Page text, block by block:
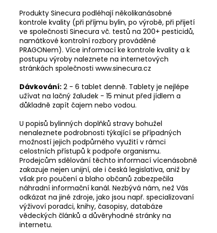
Produkty Sinecura podléhají několikanásobné
kontrole kvality (při příjmu bylin, po výrobě, při přijetí
ve společnosti Sinecura vč. testů na 200+ pesticidů,
namátkové kontrolní rozbory prováděné
PRAGONem). Více informací ke kontrole kvality a k
postupu výroby naleznete na internetových
stránkách společnosti www.sinecura.cz
Dávkování: 2 - 6 tablet denně. Tablety je nejlépe
užívat na lačný žaludek - 15 minut před jídlem a
důkladně zapít čajem nebo vodou.
U popisů bylinných doplňků stravy bohužel
nenaleznete podrobnosti týkající se případných
možností jejich podpůrného využití v rámci
celostních přístupů k podpoře organismu.
Prodejcům sdělování těchto informací vícenásobně
zakazuje nejen unijní, ale i česká legislativa, aniž by
však pro poučení a blaho občanů zabezpečila
náhradní informační kanál. Nezbývá nám, než Vás
odkázat na jiné zdroje, jako jsou např. specializovaní
výživoví poradci, knihy, časopisy, databáze
vědeckých článků a důvěryhodné stránky na
internetu.